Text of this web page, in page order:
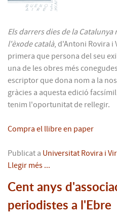
Els darrers dies de la
l'èxode català, d'Antoni Rovira i
primera que persona del seu
una de les obres més
escriptor que dona nom a la
gràcies a aquesta edició
tenim l'oportunitat de rellegir.
Compra el llibre en paper
Publicat a Universitat Rovira i
Llegir més ...
Cent anys
periodistes a l'Ebre